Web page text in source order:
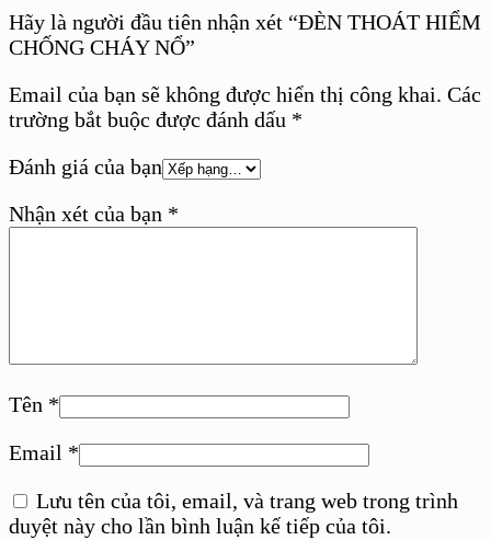
Hãy là người đầu tiên nhận xét “ĐÈN THOÁT HIỂM
CHỐNG CHÁY NỔ”
Email của bạn sẽ không được hiển thị công khai. Các
trường bắt buộc được đánh dấu *
Đánh giá của bạn
Nhận xét của bạn *
Tên *
Email *
Lưu tên của tôi, email, và trang web trong trình
duyệt này cho lần bình luận kế tiếp của tôi.